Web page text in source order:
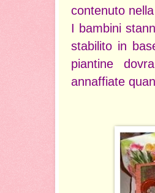
contenuto
I bambini
stabilito in
piantine
annaffiate